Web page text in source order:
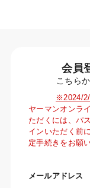
会員
こちら
※2024/
ヤーマンオンラ
ただくには、パ
インいただく前
定手続きをお願
メールアドレス